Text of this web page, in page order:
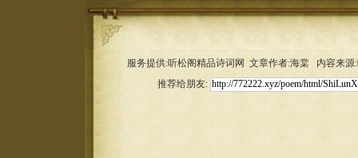
服务提供:听松阁精品诗词网 文章作者:海棠 内容来
推荐给朋友: